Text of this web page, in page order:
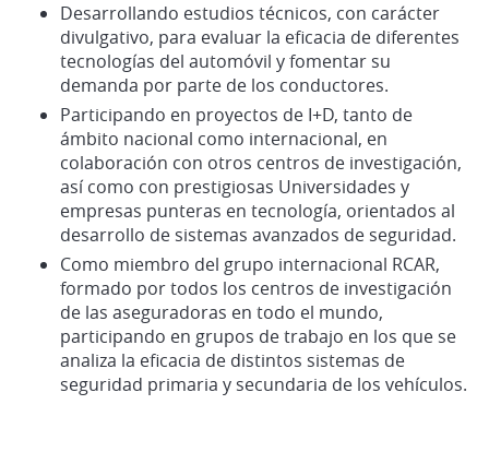
Desarrollando estudios técnicos, con carácter
divulgativo, para evaluar la eficacia de diferentes
tecnologías del automóvil y fomentar su
demanda por parte de los conductores.
Participando en proyectos de I+D, tanto de
ámbito nacional como internacional, en
colaboración con otros centros de investigación,
así como con prestigiosas Universidades y
empresas punteras en tecnología, orientados al
desarrollo de sistemas avanzados de seguridad.
Como miembro del grupo internacional RCAR,
formado por todos los centros de investigación
de las aseguradoras en todo el mundo,
participando en grupos de trabajo en los que se
analiza la eficacia de distintos sistemas de
seguridad primaria y secundaria de los vehículos.